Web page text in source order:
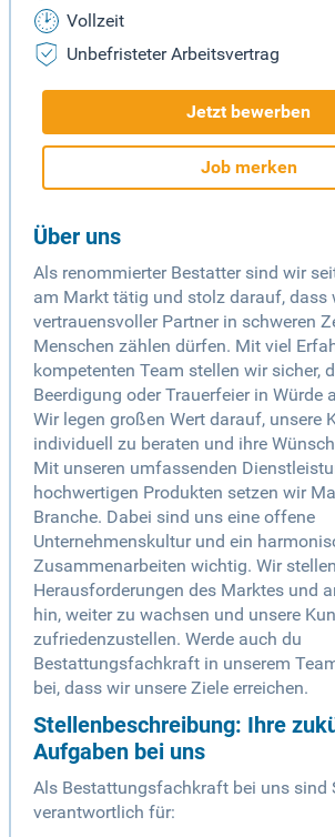
Vollzeit
Unbefristeter Arbeitsvertrag
Jetzt bewerben
Job merken
Über uns
Als renommierter Bestatter sind wir
am Markt tätig und stolz darauf, dass
vertrauensvoller Partner in schweren
Menschen zählen dürfen. Mit viel
kompetenten Team stellen wir sicher,
Beerdigung oder Trauerfeier in Würde
Wir legen großen Wert darauf, unsere
individuell zu beraten und ihre
Mit unseren umfassenden
hochwertigen Produkten setzen wir
Branche. Dabei sind uns eine offene
Unternehmenskultur und ein
Zusammenarbeiten wichtig. Wir
Herausforderungen des Marktes und
hin, weiter zu wachsen und unsere
zufriedenzustellen. Werde auch du
Bestattungsfachkraft in unserem
bei, dass wir unsere Ziele erreichen.
Stellenbeschreibung: Ihre
Aufgaben bei uns
Als Bestattungsfachkraft bei uns sind
verantwortlich für: